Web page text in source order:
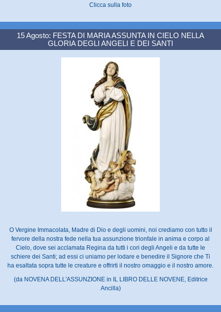
Clicca sulla foto
15 Agosto: FESTA DI MARIA ASSUNTA IN CIELO NELLA
GLORIA DEGLI ANGELI E DEI SANTI
O Vergine Immacolata, Madre di Dio e degli uomini, noi crediamo con tutto il
fervore della nostra fede nella tua assunzione trionfale in anima e corpo al
Cielo, dove sei acclamata Regina da tutti i cori degli Angeli e da tutte le
schiere dei Santi; ad essi ci uniamo per lodare e benedire il Signore che Ti
ha esaltata sopra tutte le creature e offrirti il nostro omaggio e il nostro amore.
(da NOVENA DELL'ASSUNZIONE in IL LIBRO DELLE NOVENE, Editrice
Ancilla)